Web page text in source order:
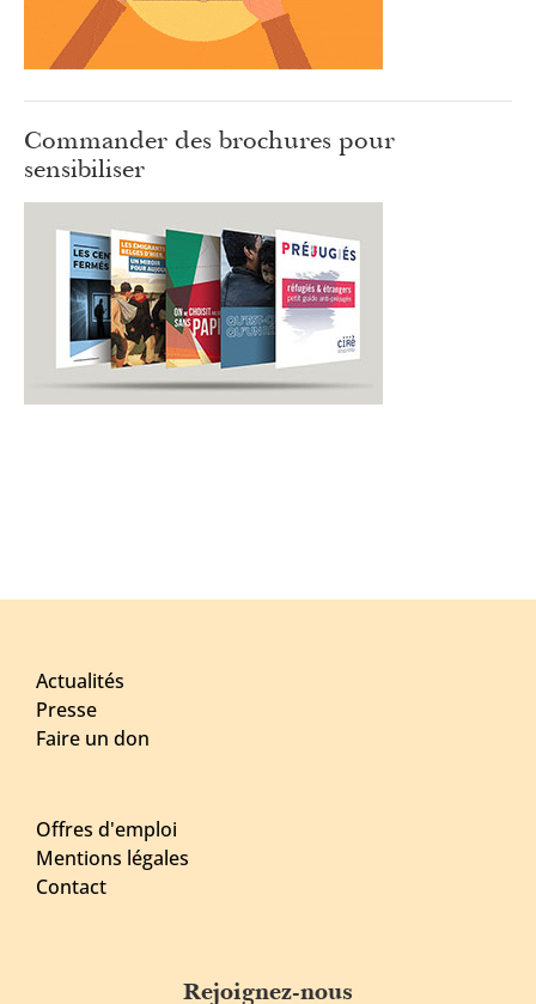
Commander des brochures pour
sensibiliser
Actualités
Presse
Faire un don
Offres d'emploi
Mentions légales
Contact
Rejoignez-nous